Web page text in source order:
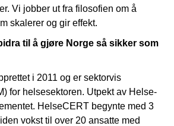
Vi jobber ut fra filosofien om å
skalerer og gir effekt.
til å gjøre Norge så sikker som
i 2011 og er sektorvis
for helsesektoren. Utpekt av Helse-
HelseCERT begynte med 3
vokst til over 20 ansatte med